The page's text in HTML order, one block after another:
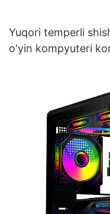
Yuqori temperli
o'yin kompyuteri